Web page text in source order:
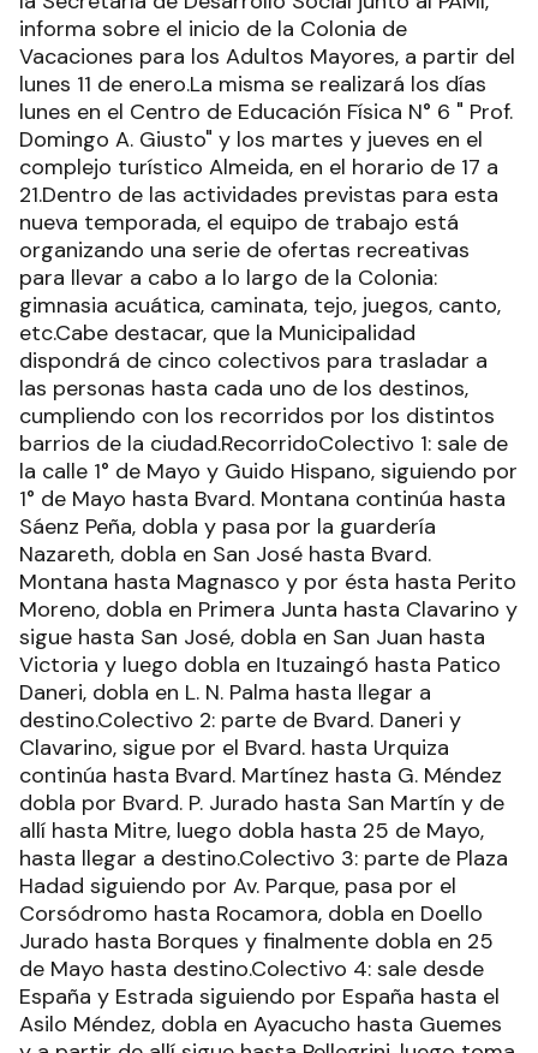
informa sobre el inicio de la Colonia de
Vacaciones para los Adultos Mayores, a partir del
lunes 11 de enero.La misma se realizará los días
lunes en el Centro de Educación Física N° 6 " Prof.
Domingo A. Giusto" y los martes y jueves en el
complejo turístico Almeida, en el horario de 17 a
21.Dentro de las actividades previstas para esta
nueva temporada, el equipo de trabajo está
organizando una serie de ofertas recreativas
para llevar a cabo a lo largo de la Colonia:
gimnasia acuática, caminata, tejo, juegos, canto,
etc.Cabe destacar, que la Municipalidad
dispondrá de cinco colectivos para trasladar a
las personas hasta cada uno de los destinos,
cumpliendo con los recorridos por los distintos
barrios de la ciudad.RecorridoColectivo 1: sale de
la calle 1° de Mayo y Guido Hispano, siguiendo por
1° de Mayo hasta Bvard. Montana continúa hasta
Sáenz Peña, dobla y pasa por la guardería
Nazareth, dobla en San José hasta Bvard.
Montana hasta Magnasco y por ésta hasta Perito
Moreno, dobla en Primera Junta hasta Clavarino y
sigue hasta San José, dobla en San Juan hasta
Victoria y luego dobla en Ituzaingó hasta Patico
Daneri, dobla en L. N. Palma hasta llegar a
destino.Colectivo 2: parte de Bvard. Daneri y
Clavarino, sigue por el Bvard. hasta Urquiza
continúa hasta Bvard. Martínez hasta G. Méndez
dobla por Bvard. P. Jurado hasta San Martín y de
allí hasta Mitre, luego dobla hasta 25 de Mayo,
hasta llegar a destino.Colectivo 3: parte de Plaza
Hadad siguiendo por Av. Parque, pasa por el
Corsódromo hasta Rocamora, dobla en Doello
Jurado hasta Borques y finalmente dobla en 25
de Mayo hasta destino.Colectivo 4: sale desde
España y Estrada siguiendo por España hasta el
Asilo Méndez, dobla en Ayacucho hasta Guemes